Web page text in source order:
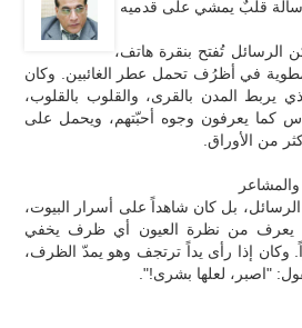
قلبٌ يمشي على قدميه
الرسائل تُفتح بنقرة هاتف،
في أظرُف تحمل عطر الغائبين. وكان
يربط المدن بالقرى، والقلوب بالقلوب،
كما يعرفون وجوه أحبّتهم، ويحمل على
من الأوراق.
بل كان شاهداً على أسرار البيوت،
يعرف من نظرة العيون أي ظرف يخفي
وكان إذا رأى يداً ترتجف وهو يمدّ الظرف،
"اصبر، لعلها بشرى!".